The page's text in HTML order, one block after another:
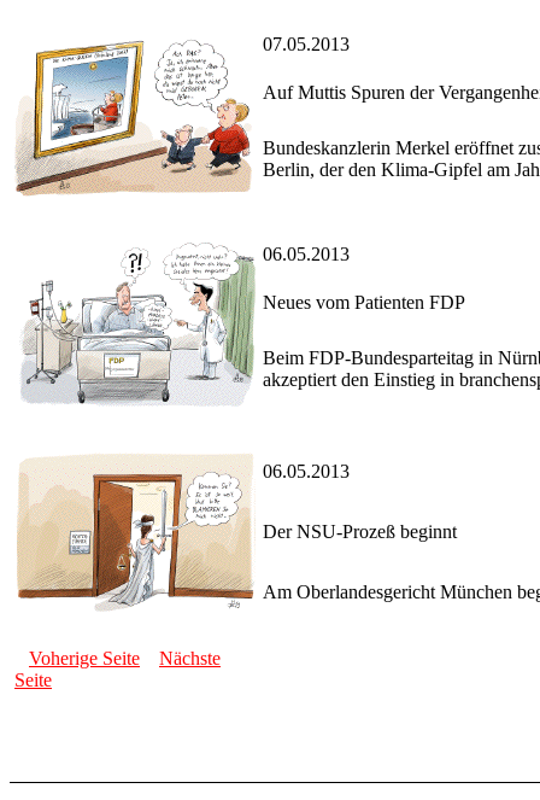
07.05.2013
Auf Muttis Spuren der
Bundeskanzlerin Merkel eröffnet
Berlin, der den Klima-Gipfel am
06.05.2013
Neues vom Patienten FDP
Beim FDP-Bundesparteitag in
akzeptiert den Einstieg in
06.05.2013
Der NSU-Prozeß beginnt
Am Oberlandesgericht München
Voherige Seite
Nächste
Seite